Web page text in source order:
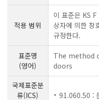
적용 범위
이 표준은 KS
상자에 의한 창
규정한다.
표준명
(영어)
The method
doors
국제표준분
류(ICS)
91.060.50 :